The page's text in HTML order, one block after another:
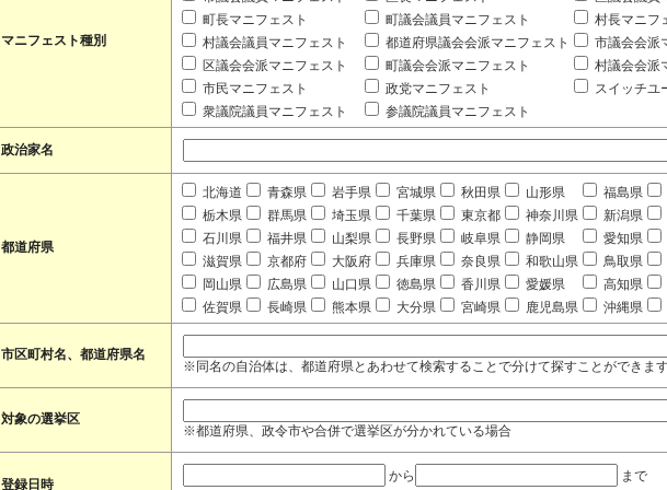
マニフェスト種別
町長マニフェスト
町議会議員マニフェスト
村長マニフ
村議会議員マニフェスト
都道府県議会会派マニフェスト
市議会会派
区議会会派マニフェスト
町議会会派マニフェスト
村議会会派
市民マニフェスト
政党マニフェスト
スイッチユ
衆議院議員マニフェスト
参議院議員マニフェスト
政治家名
都道府県
北海道 青森県 岩手県 宮城県 秋田県 山形県 福島県
栃木県
群馬県 埼玉県 千葉県 東京都 神奈川県 新潟県
石川県
福井県 山梨県 長野県 岐阜県 静岡県 愛知県
滋賀県
京都府 大阪府 兵庫県 奈良県 和歌山県 鳥取県
岡山県
広島県 山口県 徳島県 香川県 愛媛県 高知県
佐賀県
長崎県 熊本県 大分県 宮崎県 鹿児島県 沖縄県
市区町村名、都道府県名
※同名の自治体は、都道府県とあわせて検索することで分けて探すことができま
対象の選挙区
※都道府県、政令市や合併で選挙区が分かれている場合
登録日時
から
まで